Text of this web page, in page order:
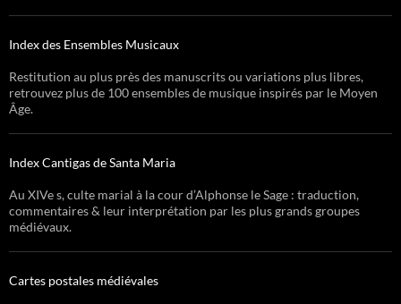
Index des Ensembles Musicaux
Restitution au plus près des manuscrits ou variations plus libres,
retrouvez plus de 100 ensembles de musique inspirés par le Moyen
Âge.
Index Cantigas de Santa Maria
Au XIVe s, culte marial à la cour d’Alphonse le Sage : traduction,
commentaires & leur interprétation par les plus grands groupes
médiévaux.
Cartes postales médiévales